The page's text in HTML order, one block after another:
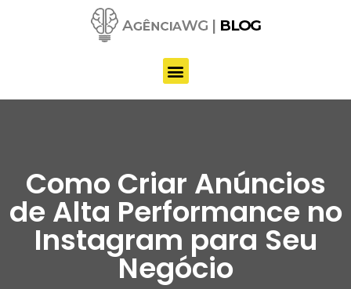
conteúdo
Como Criar Anúncios
de Alta Performance no
Instagram para Seu
Negócio